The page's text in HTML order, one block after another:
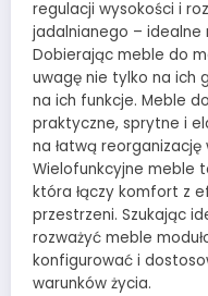
regulacji wysokości i
jadalnianego – idealne
Dobierając meble do
uwagę nie tylko na ich
na ich funkcje. Meble
praktyczne, sprytne i
na łatwą
Wielofunkcyjne meble
która łączy komfort z
przestrzeni. Szukając
rozważyć meble
konfigurować i
warunków życia.